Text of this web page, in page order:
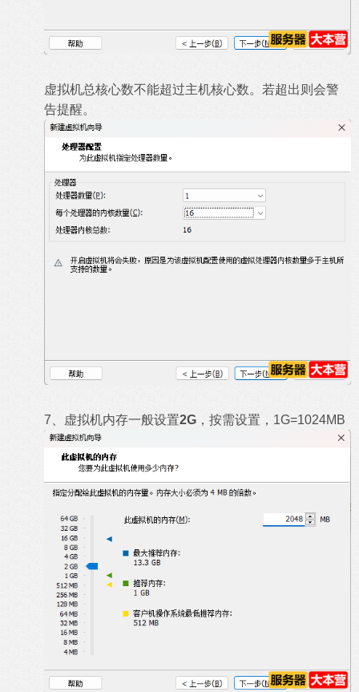
虚拟机总核心数不能超过主机核心数。若超出则会警
告提醒。
7、虚拟机内存一般设置2G ，按需设置，1G=1024MB